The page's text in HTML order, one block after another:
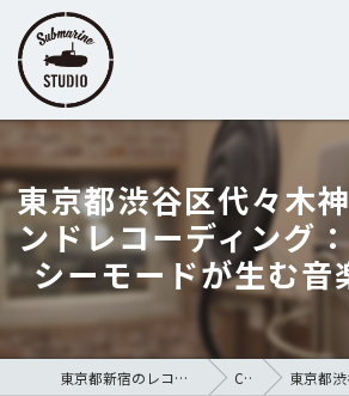
東京都渋谷区代々木
ンドレコーディング
シーモードが生む音
東京都新宿のレコーディングスタジオならSubmarine STUDIO COLUMN 東京都渋谷区代々木神園町